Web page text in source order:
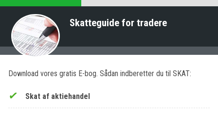
Skatteguide for tradere
Download vores gratis E-bog. Sådan indberetter du til SKAT:
Skat af aktiehandel